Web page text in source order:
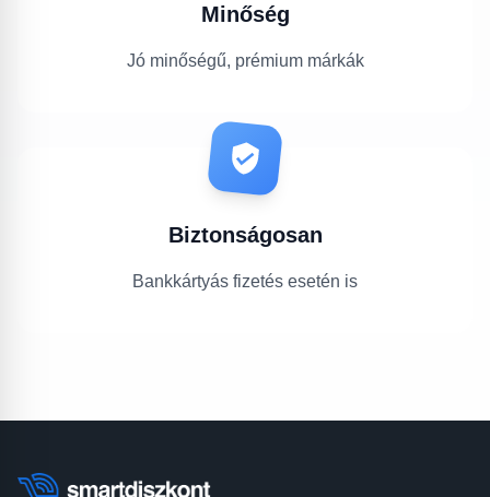
Minőség
Jó minőségű, prémium márkák
Biztonságosan
Bankkártyás fizetés esetén is